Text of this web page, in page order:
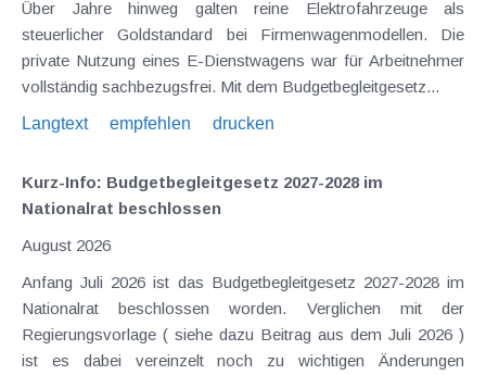
Über Jahre hinweg galten reine Elektrofahrzeuge als
steuerlicher Goldstandard bei Firmenwagenmodellen. Die
private Nutzung eines E-Dienstwagens war für Arbeitnehmer
vollständig sachbezugsfrei. Mit dem Budgetbegleitgesetz...
Langtext
empfehlen drucken
Kurz-Info: Budgetbegleitgesetz 2027-2028 im
Nationalrat beschlossen
August 2026
Anfang Juli 2026 ist das Budgetbegleitgesetz 2027-2028 im
Nationalrat beschlossen worden. Verglichen mit der
Regierungsvorlage ( siehe dazu Beitrag aus dem Juli 2026 )
ist es dabei vereinzelt noch zu wichtigen Änderungen